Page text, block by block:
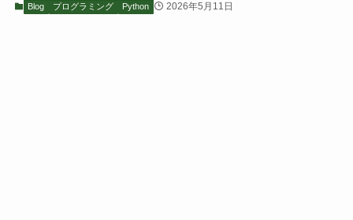
Blog プログラミング Python 2026年5月11日